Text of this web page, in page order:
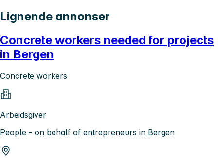
Lignende annonser
Concrete workers needed for projects
in Bergen
Concrete workers
Arbeidsgiver
People - on behalf of entrepreneurs in Bergen